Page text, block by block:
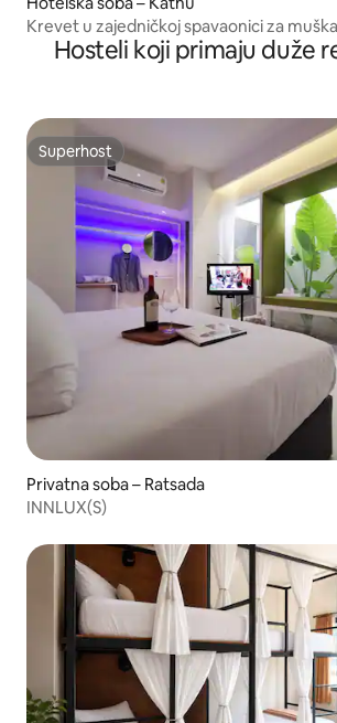
Krevet u zajedničkoj spavaonici za
kreveta (veličina sobe 23 m²)
Hosteli koji primaju duže
Superhost
Superhost
Privatna soba – Ratsada
INNLUX(S)